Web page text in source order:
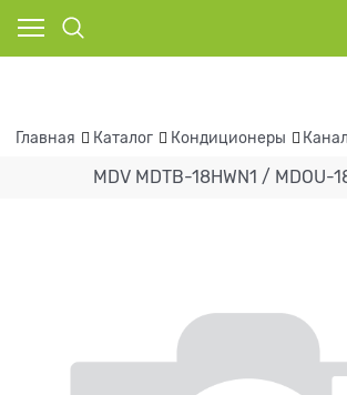
Главная Каталог Кондиционеры
MDV MDTB-18HWN1 / MDOU-